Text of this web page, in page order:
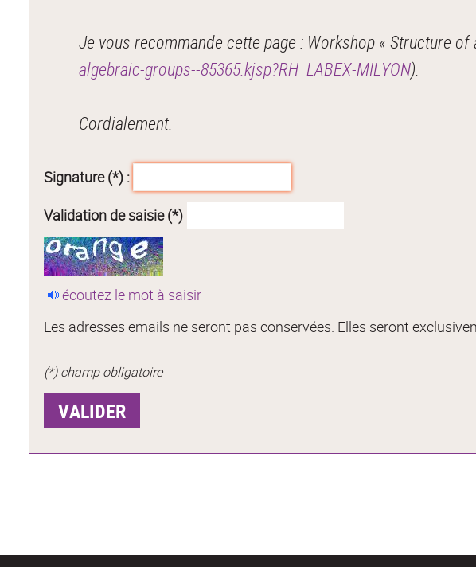
Je vous recommande cette page : Workshop « Structure
algebraic-groups--85365.kjsp?RH=LABEX-MILYON).
Cordialement.
Signature (*) :
Validation de saisie (*)
écoutez le mot à saisir
Les adresses emails ne seront pas conservées. Elles seront
(*) champ obligatoire